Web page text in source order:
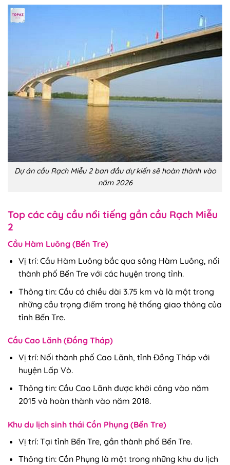
Dự án cầu Rạch Miễu 2 ban đầu dự kiến sẽ hoàn thành vào
năm 2026
Top các cây cầu nổi tiếng gần cầu Rạch Miễu
2
Cầu Hàm Luông (Bến Tre)
Vị trí: Cầu Hàm Luông bắc qua sông Hàm Luông, nối
thành phố Bến Tre với các huyện trong tỉnh.
Thông tin: Cầu có chiều dài 3.75 km và là một trong
những cầu trọng điểm trong hệ thống giao thông của
tỉnh Bến Tre.
Cầu Cao Lãnh (Đồng Tháp)
Vị trí: Nối thành phố Cao Lãnh, tỉnh Đồng Tháp với
huyện Lấp Vò.
Thông tin: Cầu Cao Lãnh được khởi công vào năm
2015 và hoàn thành vào năm 2018.
Khu du lịch sinh thái Cồn Phụng (Bến Tre)
Vị trí: Tại tỉnh Bến Tre, gần thành phố Bến Tre.
Thông tin: Cồn Phụng là một trong những khu du lịch